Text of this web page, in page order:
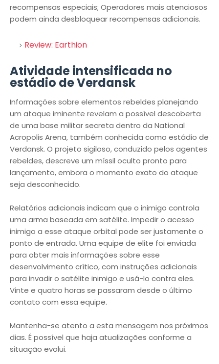
recompensas especiais; Operadores mais atenciosos
podem ainda desbloquear recompensas adicionais.
Review: Earthion
Atividade intensificada no
estádio de Verdansk
Informações sobre elementos rebeldes planejando
um ataque iminente revelam a possível descoberta
de uma base militar secreta dentro da National
Acropolis Arena, também conhecida como estádio de
Verdansk. O projeto sigiloso, conduzido pelos agentes
rebeldes, descreve um míssil oculto pronto para
lançamento, embora o momento exato do ataque
seja desconhecido.
Relatórios adicionais indicam que o inimigo controla
uma arma baseada em satélite. Impedir o acesso
inimigo a esse ataque orbital pode ser justamente o
ponto de entrada. Uma equipe de elite foi enviada
para obter mais informações sobre esse
desenvolvimento crítico, com instruções adicionais
para invadir o satélite inimigo e usá-lo contra eles.
Vinte e quatro horas se passaram desde o último
contato com essa equipe.
Mantenha-se atento a esta mensagem nos próximos
dias. É possível que haja atualizações conforme a
situação evolui.